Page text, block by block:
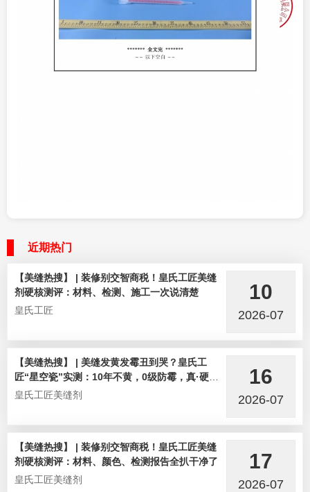
近期热门
【美缝热搜】 | 装修别交智商税！皇氏工匠美缝
剂硬核测评：材料、检测、施工一次说清楚
皇氏工匠
10
2026-07
【美缝热搜】 | 美缝发黄发霉丑到哭？皇氏工
匠“星空瓷”实测：10年不黄，0级防霉，真·硬核
选手！
皇氏工匠美缝剂
16
2026-07
【美缝热搜】 | 装修别交智商税！皇氏工匠美缝
剂硬核测评：材料、颜色、检测报告全扒干净了
皇氏工匠美缝剂
17
2026-07